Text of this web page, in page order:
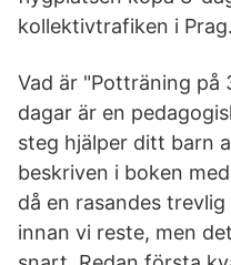
kollektivtrafiken i Prag.
Vad är "Potträning på
dagar är en
steg hjälper ditt barn
beskriven i boken
då en rasandes
innan vi reste, men